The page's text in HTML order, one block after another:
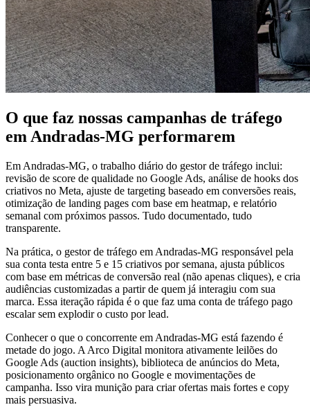
O que faz nossas campanhas de tráfego
em Andradas-MG performarem
Em Andradas-MG, o trabalho diário do gestor de tráfego inclui:
revisão de score de qualidade no Google Ads, análise de hooks dos
criativos no Meta, ajuste de targeting baseado em conversões reais,
otimização de landing pages com base em heatmap, e relatório
semanal com próximos passos. Tudo documentado, tudo
transparente.
Na prática, o gestor de tráfego em Andradas-MG responsável pela
sua conta testa entre 5 e 15 criativos por semana, ajusta públicos
com base em métricas de conversão real (não apenas cliques), e cria
audiências customizadas a partir de quem já interagiu com sua
marca. Essa iteração rápida é o que faz uma conta de tráfego pago
escalar sem explodir o custo por lead.
Conhecer o que o concorrente em Andradas-MG está fazendo é
metade do jogo. A Arco Digital monitora ativamente leilões do
Google Ads (auction insights), biblioteca de anúncios do Meta,
posicionamento orgânico no Google e movimentações de
campanha. Isso vira munição para criar ofertas mais fortes e copy
mais persuasiva.